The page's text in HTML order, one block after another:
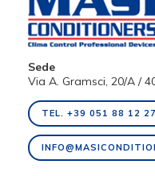
Sede
Via A. Gramsci, 20/A /
TEL. +39 051 88 12 27